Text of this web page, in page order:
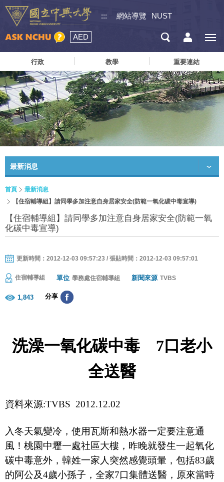
::: 網站導覽 NUST
AED
行政 教學 重要連結
最新消息
首頁
最新消息
【住宿輔導組】請同學多加注意自身居家安全(防範一氧化碳中毒宣導)
【住宿輔導組】請同學多加注意自身居家安全(防範一氧
化碳中毒宣導)
更新時間：2012-12-03 09:57:23 / 張貼時間：2012-12-03 09:57:01
住宿輔導組 單位 學務處住宿輔導組 新聞來源 TVBS
1,843 分享
洗澡一氧化碳中毒 7口老小
全送醫
資料來源:TVBS 2012.12.02
入冬天氣變冷，使用瓦斯和熱水器一定要注意通
風！桃園中壢一處社區大樓，昨晚就發生一起氧化
碳中毒意外，韓姓一家人突然感覺頭暈，包括83歲
的阿公及4歲小孫子，全家7口集體送醫，原來當時